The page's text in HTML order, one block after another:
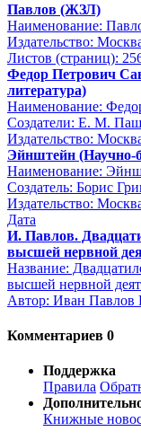
Павлов (ЖЗЛ)
Наименование:
Издательство:
Листов (страниц):
Федор Петрович
литература)
Наименование:
Создатели: Е. М.
Издательство:
Эйнштейн (Научно-
Наименование:
Создатель: Борис
Издательство:
Дата
И. Павлов.
высшей нервной
Название:
высшей нервной
Автор: Иван Павлов
Комментариев 0
Поддержка
Правила
Книжные